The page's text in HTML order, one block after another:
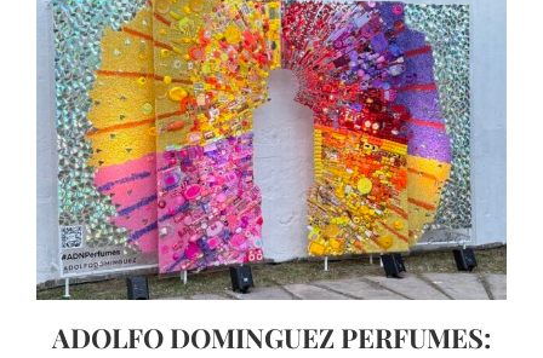
ADOLFO DOMINGUEZ PERFUMES: